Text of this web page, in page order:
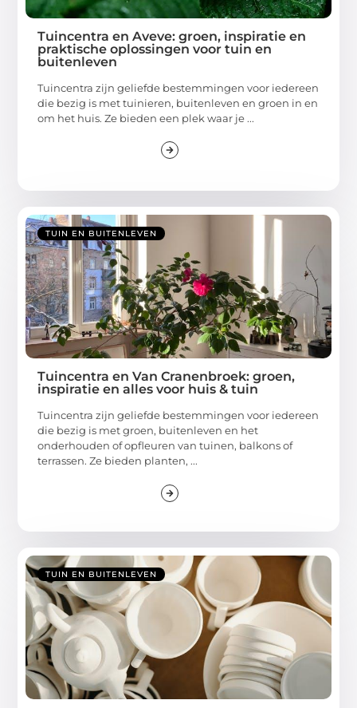
Tuincentra en Aveve: groen, inspiratie en
praktische oplossingen voor tuin en
buitenleven
Tuincentra zijn geliefde bestemmingen voor iedereen
die bezig is met tuinieren, buitenleven en groen in en
om het huis. Ze bieden een plek waar je ...
TUIN EN BUITENLEVEN
Tuincentra en Van Cranenbroek: groen,
inspiratie en alles voor huis & tuin
Tuincentra zijn geliefde bestemmingen voor iedereen
die bezig is met groen, buitenleven en het
onderhouden of opfleuren van tuinen, balkons of
terrassen. Ze bieden planten, ...
TUIN EN BUITENLEVEN